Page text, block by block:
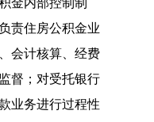
金内部控制制
责住房公积金业
会计核算、经费
督 ； 对受托银行
业务进行过程性